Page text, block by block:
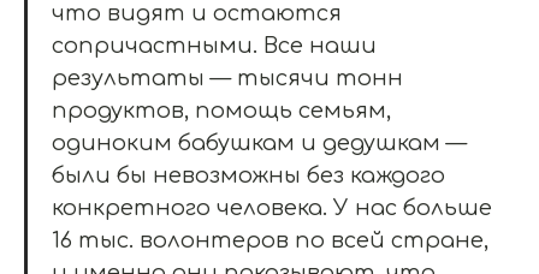
что видят и остаются
сопричастными. Все наши
результаты — тысячи тонн
продуктов, помощь семьям,
одиноким бабушкам и дедушкам —
были бы невозможны без каждого
конкретного человека. У нас больше
16 тыс. волонтеров по всей стране,